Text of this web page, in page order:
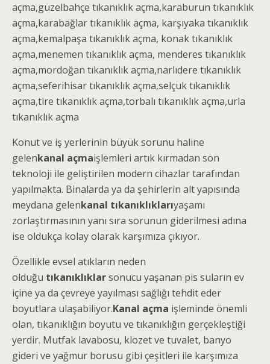
açma,güzelbahçe tıkanıklık açma,karaburun tıkanıklık
açma,karabağlartıkanıklık açma, karşıyaka tıkanıklık
açma,kemalpaşa tıkanıklık açma, konaktıkanıklık
açma,menemen tıkanıklık açma, menderes tıkanıklık
açma,mordoğan tıkanıklık açma,narlıdere tıkanıklık
açma,seferihisartıkanıklık açma,selçuktıkanıklık
açma,tire tıkanıklık açma,torbalı tıkanıklık açma,urla
tıkanıklık açma
Konut ve iş yerlerinin büyük sorunu haline
gelenkanal açmaişlemleri artık kırmadan son
teknoloji ile geliştirilen modern cihazlar tarafından
yapılmakta. Binalarda ya da şehirlerin alt yapısında
meydana gelenkanal tıkanıklıklarıyaşamı
zorlaştırmasının yanı sıra sorunun giderilmesi adına
ise oldukça kolay olarak karşımıza çıkıyor.
Özellikle evsel atıkların neden
olduğu tıkanıklıklarsonucu yaşanan pis suların ev
içine ya da çevreye yayılması sağlığı tehdit eder
boyutlara ulaşabiliyor.Kanal açma işleminde önemli
olan, tıkanıklığın boyutu ve tıkanıklığın gerçekleştiği
yerdir. Mutfak lavabosu, klozet ve tuvalet, banyo
gideri ve yağmur borusu gibi çeşitleri ile karşımıza